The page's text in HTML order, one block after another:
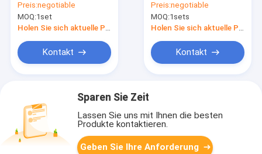
Boden-Gewichts-
Skala
Preis:negotiable
MOQ:1set
Holen Sie sich aktuelle Preis
Kontakt
Preis:negotiable
MOQ:1sets
Holen Sie sich aktuelle Preis
Kontakt
Sparen Sie Zeit
Lassen Sie uns mit Ihnen die besten
Produkte kontaktieren.
Geben Sie Ihre Anforderung